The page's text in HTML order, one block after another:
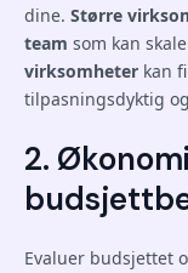
dine. Større
team som kan
virksomheter kan
tilpasningsdyktig
2.
Evaluer budsjettet